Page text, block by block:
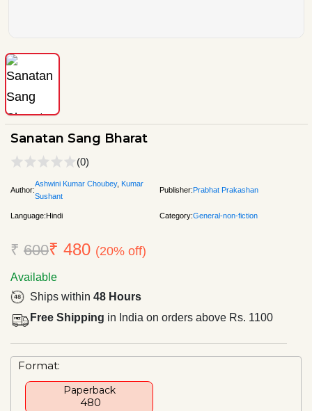
Sanatan Sang Bharat
(0)
Author:
Ashwini Kumar Choubey, Kumar
Sushant
Publisher:Prabhat Prakashan
Language:Hindi Category:General-non-fiction
₹ 600₹ 480 (20% off)
Available
Ships within 48 Hours
Free Shipping in India on orders above Rs. 1100
Format:
Paperback
₹ 480